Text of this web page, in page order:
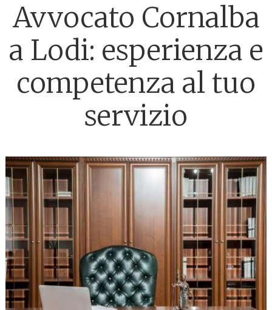
Avvocato Cornalba
a Lodi: esperienza e
competenza al tuo
servizio